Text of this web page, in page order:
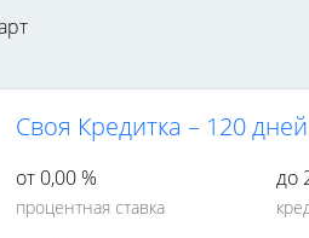
Своя Кредитка – 120
от 0,00 %
процентная ставка
до